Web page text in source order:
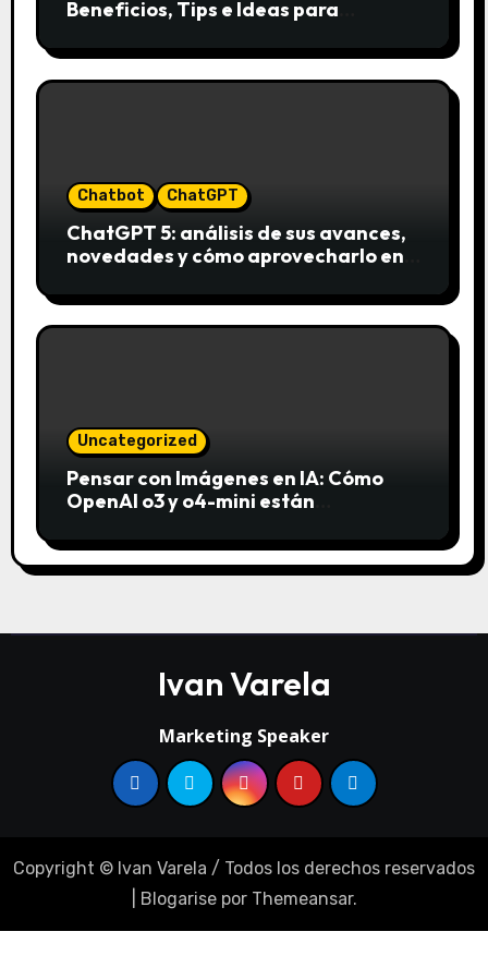
Beneficios, Tips e Ideas para
Chatbot ChatGPT
ChatGPT 5: análisis de sus avances,
novedades y cómo aprovecharlo en
Uncategorized
Pensar con Imágenes en IA: Cómo
OpenAI o3 y o4-mini están
Ivan Varela
Marketing Speaker
Copyright © Ivan Varela / Todos los derechos reservados
Blogarisepor Themeansar.